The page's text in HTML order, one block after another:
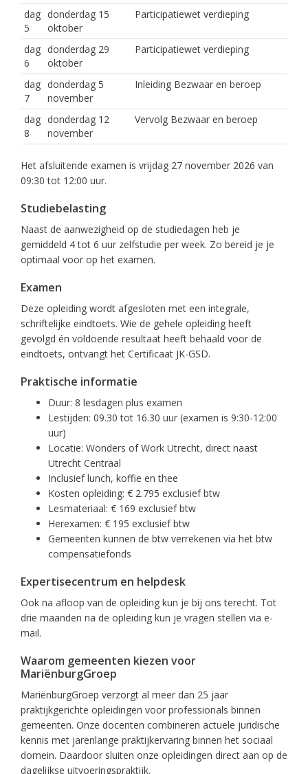
dag
5
donderdag 15
oktober
Participatiewet verdieping
dag
6
donderdag 29
oktober
Participatiewet verdieping
dag
7
donderdag 5
november
Inleiding Bezwaar en beroep
dag
8
donderdag 12
november
Vervolg Bezwaar en beroep
Het afsluitende examen is vrijdag 27 november 2026 van
09:30 tot 12:00 uur.
Studiebelasting
Naast de aanwezigheid op de studiedagen heb je
gemiddeld 4 tot 6 uur zelfstudie per week. Zo bereid je je
optimaal voor op het examen.
Examen
Deze opleiding wordt afgesloten met een integrale,
schriftelijke eindtoets. Wie de gehele opleiding heeft
gevolgd én voldoende resultaat heeft behaald voor de
eindtoets, ontvangt het Certificaat JK-GSD.
Praktische informatie
Duur: 8 lesdagen plus examen
Lestijden: 09.30 tot 16.30 uur (examen is 9:30-12:00
uur)
Locatie: Wonders of Work Utrecht, direct naast
Utrecht Centraal
Inclusief lunch, koffie en thee
Kosten opleiding: € 2.795 exclusief btw
Lesmateriaal: € 169 exclusief btw
Herexamen: € 195 exclusief btw
Gemeenten kunnen de btw verrekenen via het btw
compensatiefonds
Expertisecentrum en helpdesk
Ook na afloop van de opleiding kun je bij ons terecht. Tot
drie maanden na de opleiding kun je vragen stellen via e-
mail.
Waarom gemeenten kiezen voor
MariënburgGroep
MariënburgGroep verzorgt al meer dan 25 jaar
praktijkgerichte opleidingen voor professionals binnen
gemeenten. Onze docenten combineren actuele juridische
kennis met jarenlange praktijkervaring binnen het sociaal
domein. Daardoor sluiten onze opleidingen direct aan op de
dagelijkse uitvoeringspraktijk.